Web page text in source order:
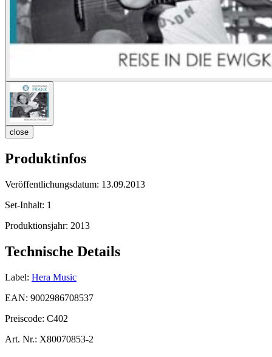
close
Produktinfos
Veröffentlichungsdatum: 13.09.2013
Set-Inhalt: 1
Produktionsjahr: 2013
Technische Details
Label: Hera Music
EAN: 9002986708537
Preiscode: C402
Art. Nr.: X80070853-2